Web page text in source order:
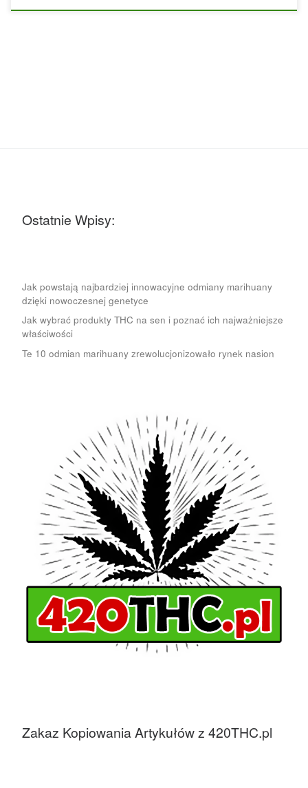
Ostatnie Wpisy:
Jak powstają najbardziej innowacyjne odmiany marihuany
dzięki nowoczesnej genetyce
Jak wybrać produkty THC na sen i poznać ich najważniejsze
właściwości
Te 10 odmian marihuany zrewolucjonizowało rynek nasion
Zakaz Kopiowania Artykułów z 420THC.pl